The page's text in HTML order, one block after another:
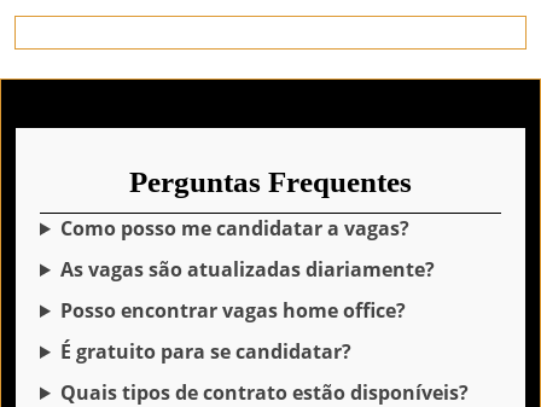
home
page
Perguntas Frequentes
Como posso me candidatar a vagas?
As vagas são atualizadas diariamente?
Posso encontrar vagas home office?
É gratuito para se candidatar?
Quais tipos de contrato estão disponíveis?